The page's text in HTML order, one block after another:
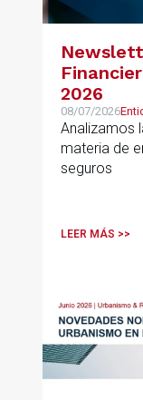
2026
08/07/2026
Analizamos
materia de
seguros
LEER MÁS >>